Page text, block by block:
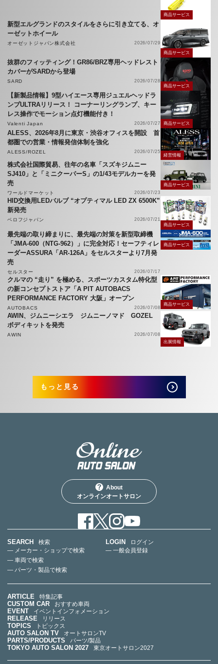
商品サービス
新型エルグランドのスタイルをさらに引き立てる、オ
ーゼットホイール
オーゼットジャパン株式会社
2026/07/29
商品サービス
抜群のフィッティング！GR86/BRZ専用ヘッドレスト
カバーがSARDから登場
SARD
2026/07/28
商品サービス
【新製品情報】9型ハイエース専用ジュエルヘッドラ
ンプULTRAリリース！ コーナーリングランプ、キー
レス操作でモーション点灯機能付き！
Valenti Japan 2026/07/27 商品サービス
ALESS、2026年8月に東京・渋谷オフィスを開設 首
都圏での営業・情報発信体制を強化
ALESS/ROZEL 2026/07/25
経営情報
株式会社国際貿易、往年の名車「スズキジムニー
SJ410」と「ミニクーパーS」の1/43モデルカーを発
売
ワールドマーケット 2026/07/23
商品サービス
HID交換用LEDバルブ “オプティマル LED ZX 6500K”
新発売
ベロフジャパン
2026/07/21
商品サービス
最先端の取り締まりに、最先端の対策を新型取締機
「JMA-600（NTG-962）」に完全対応！セーフティレ
ーダーASSURA「AR-126A」をセルスターより7月発
売
セルスター 2026/07/17
商品サービス
クルマの “走り” を極める、スポーツカスタム特化型
の新コンセプトストア「A PIT AUTOBACS
PERFORMANCE FACTORY 大阪」オープン
AUTOBACS 2026/07/08
商品サービス
AWIN、ジムニーシエラ ジムニーノマド GOZEL
ボディキットを発売
AWIN
2026/07/08
出展情報
もっと見る
About
オンラインオートサロン
SEARCH
検索
— メーカー・ショップで検索
— 車両で検索
— パーツ・製品で検索
LOGIN
ログイン
— 一般会員登録
ARTICLE 特集記事
CUSTOM CAR おすすめ車両
EVENT イベントインフォメーション
RELEASE リリース
TOPICS トピックス
AUTO SALON TV オートサロンTV
PARTS/PRODUCTS パーツ/製品
TOKYO AUTO SALON 2027 東京オートサロン2027